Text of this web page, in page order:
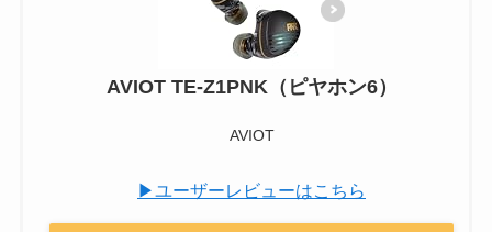
AVIOT TE-Z1PNK（ピヤホン6）
AVIOT
▶ユーザーレビューはこちら